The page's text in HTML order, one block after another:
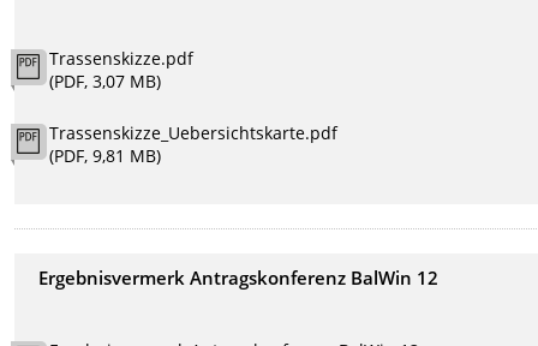
Trassenskizze.pdf
(PDF, 3,07 MB)
Trassenskizze_Uebersichtskarte.pdf
(PDF, 9,81 MB)
Ergebnisvermerk Antragskonferenz BalWin 12